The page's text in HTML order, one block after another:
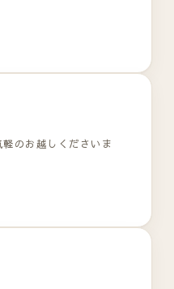
のお越しくださいま